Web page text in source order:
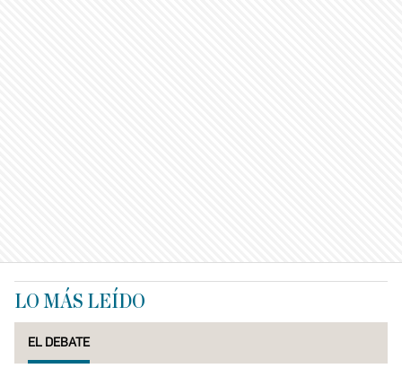
LO MÁS LEÍDO
EL DEBATE